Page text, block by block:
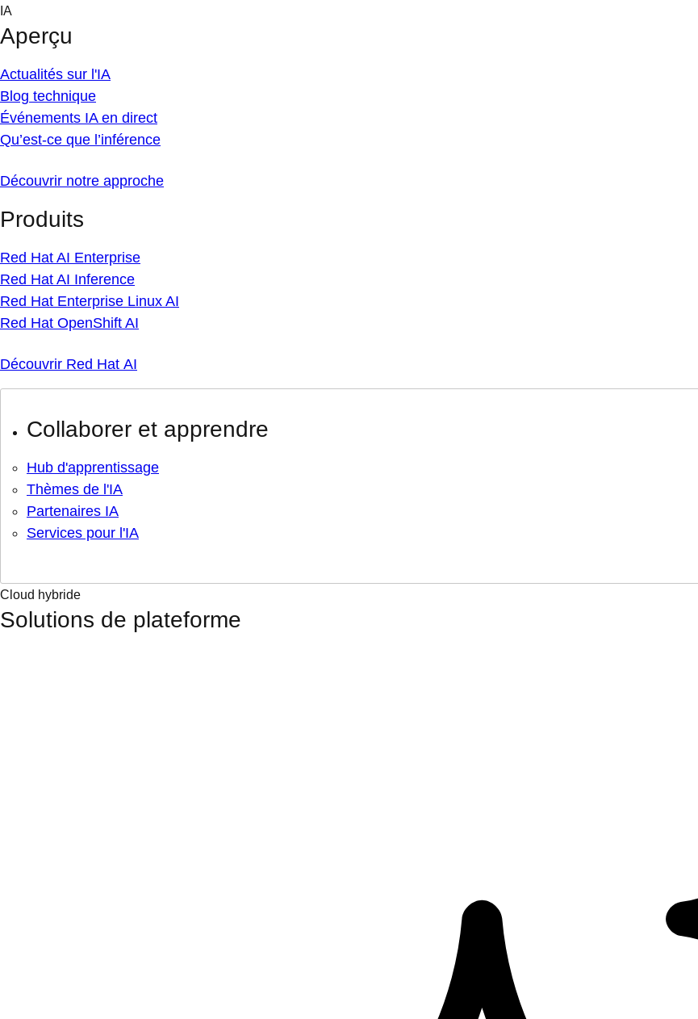
Skip
content
IA
Aperçu
Actualités sur l'IA
Blog technique
Événements IA en direct
Qu’est-ce que l’inférence
Découvrir notre approche
Produits
Red Hat AI Enterprise
Red Hat AI Inference
Red Hat Enterprise Linux AI
Red Hat OpenShift AI
Découvrir Red Hat AI
Collaborer et apprendre
Hub d'apprentissage
Thèmes de l'IA
Partenaires IA
Services pour l'IA
Cloud hybride
Solutions de plateforme